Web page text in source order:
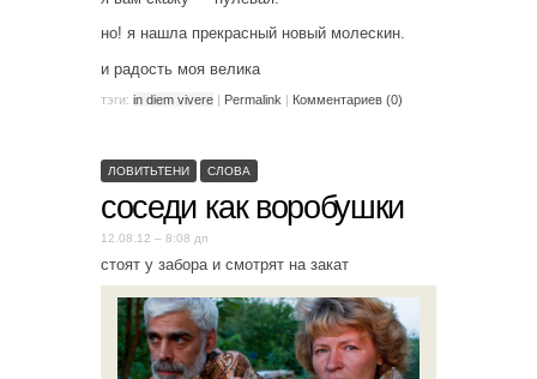
но! я нашла прекрасный новый молескин.
и радость моя велика
тэги: in diem vivere Permalink Комментариев (0)
ЛОВИТЬТЕНИ СЛОВА
соседи как воробушки
12.08.12 – 8:08 дп
стоят у забора и смотрят на закат